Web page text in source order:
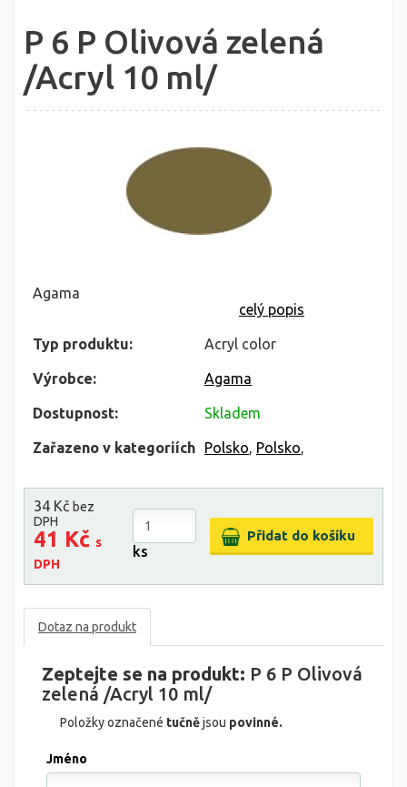
P 6 P Olivová zelená
/Acryl 10 ml/
Agama
celý popis
Typ produktu: Acryl color
Výrobce: Agama
Dostupnost: Skladem
Zařazeno v kategoriích Polsko, Polsko,
34 Kč bez
DPH
41 Kč s
DPH
ks
Dotaz na produkt
Zeptejte se na produkt: P 6 P Olivová
zelená /Acryl 10 ml/
Položky označené tučnějsou povinné.
Jméno